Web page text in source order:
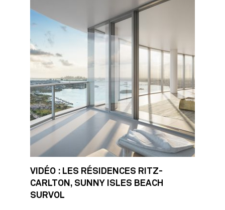
VIDÉO : LES RÉSIDENCES RITZ-
CARLTON, SUNNY ISLES BEACH
SURVOL